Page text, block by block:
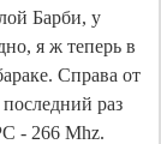
Барби, у
я ж теперь в
Справа от
раз
- 266 Mhz.